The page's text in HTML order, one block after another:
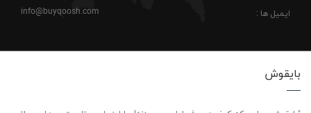
ایمیل ها : info@buyqoosh.com
بایقوش